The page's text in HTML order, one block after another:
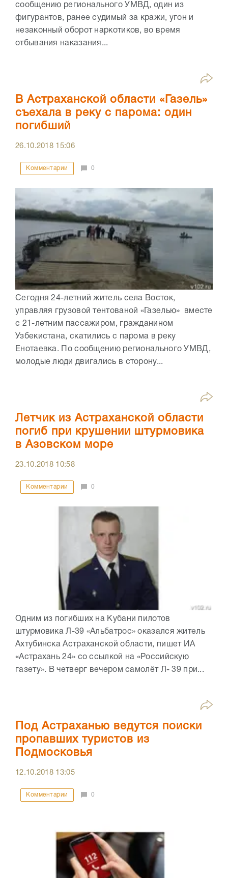
сообщению регионального УМВД, один из
фигурантов, ранее судимый за кражи, угон и
незаконный оборот наркотиков, во время
отбывания наказания...
В Астраханской области «Газель»
съехала в реку с парома: один
погибший
26.10.2018 15:06
Комментарии 0
Сегодня 24-летний житель села Восток,
управляя грузовой тентованой «Газелью» вместе
с 21-летним пассажиром, гражданином
Узбекистана, скатились с парома в реку
Енотаевка. По сообщению регионального УМВД,
молодые люди двигались в сторону...
Летчик из Астраханской области
погиб при крушении штурмовика
в Азовском море
23.10.2018 10:58
Комментарии 0
Одним из погибших на Кубани пилотов
штурмовика Л-39 «Альбатрос» оказался житель
Ахтубинска Астраханской области, пишет ИА
«Астрахань 24» со ссылкой на «Российскую
газету». В четверг вечером самолёт Л- 39 при...
Под Астраханью ведутся поиски
пропавших туристов из
Подмосковья
12.10.2018 13:05
Комментарии 0